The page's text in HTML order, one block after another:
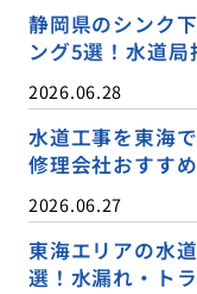
静岡県のシンク
ング5選！水道
2026.06.28
水道工事を東海
修理会社おすす
2026.06.27
東海エリアの水
選！水漏れ・ト